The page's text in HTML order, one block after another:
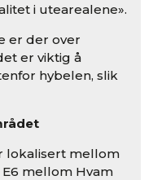
i utearealene».
er der over
er viktig å
hybelen, slik
lokalisert mellom
mellom Hvam